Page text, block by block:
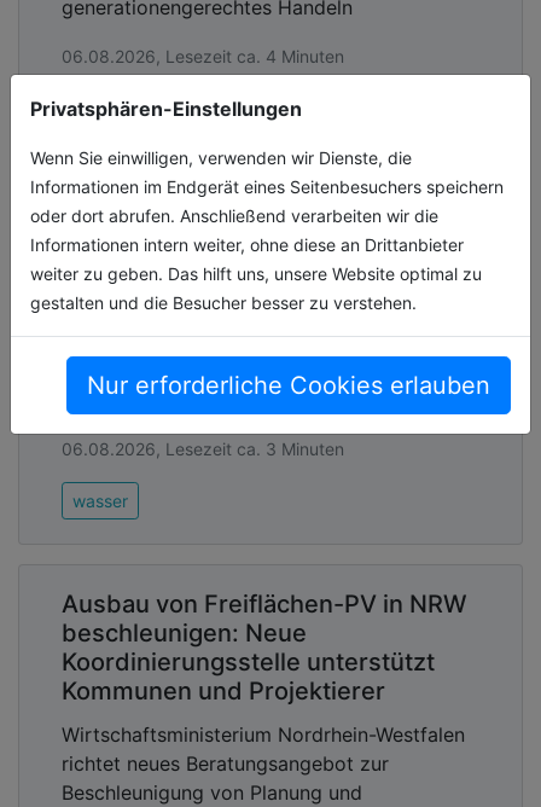
Privatsphären-Einstellungen
Wenn Sie einwilligen, verwenden wir Dienste, die
Informationen im Endgerät eines Seitenbesuchers speichern
oder dort abrufen. Anschließend verarbeiten wir die
Informationen intern weiter, ohne diese an Drittanbieter
weiter zu geben. Das hilft uns, unsere Website optimal zu
gestalten und die Besucher besser zu verstehen.
Nur erforderliche Cookies erlauben
generationengerechtes Handeln
06.08.2026, Lesezeit ca. 4 Minuten
allgemein
Phosphorrückgewinnung aus
Klärschlamm
Einstieg in die Phosphorrückgewinnung
2029, vollumfänglicher Hochlauf über ein
Stufenmodell bis 2039, Ablagerung von
Aschen als nationale Phosphorreserve,
Schaf[...]
06.08.2026, Lesezeit ca. 3 Minuten
wasser
Ausbau von Freiflächen-PV in NRW
beschleunigen: Neue
Koordinierungsstelle unterstützt
Kommunen und Projektierer
Wirtschaftsministerium Nordrhein-Westfalen
richtet neues Beratungsangebot zur
Beschleunigung von Planung und